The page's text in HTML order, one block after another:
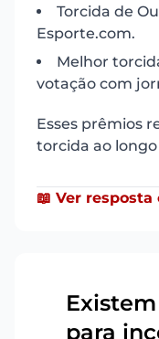
Torcida de
Esporte.com.
Melhor
votação com
Esses prêmios
torcida ao longo
📖 Ver
para